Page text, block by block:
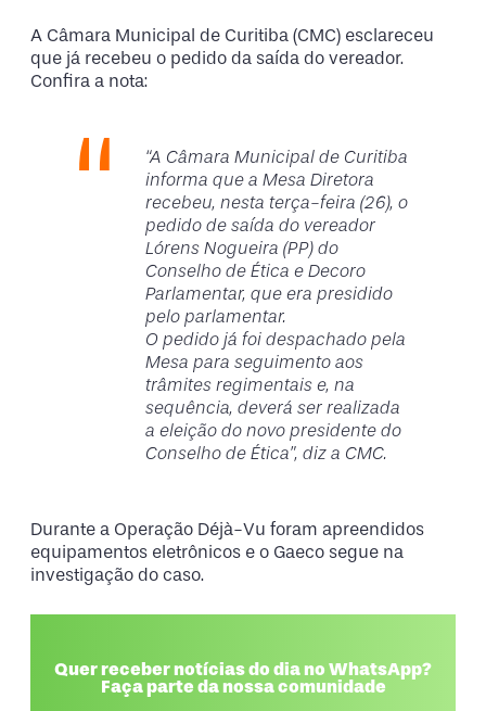
A Câmara Municipal de Curitiba (CMC) esclareceu
que já recebeu o pedido da saída do vereador.
Confira a nota:
“A Câmara Municipal de Curitiba
informa que a Mesa Diretora
recebeu, nesta terça-feira (26), o
pedido de saída do vereador
Lórens Nogueira (PP) do
Conselho de Ética e Decoro
Parlamentar, que era presidido
pelo parlamentar.
O pedido já foi despachado pela
Mesa para seguimento aos
trâmites regimentais e, na
sequência, deverá ser realizada
a eleição do novo presidente do
Conselho de Ética”, diz a CMC.
Durante a Operação Déjà-Vu foram apreendidos
equipamentos eletrônicos e o Gaeco segue na
investigação do caso.
Quer receber notícias do dia no WhatsApp?
Faça parte da nossa comunidade